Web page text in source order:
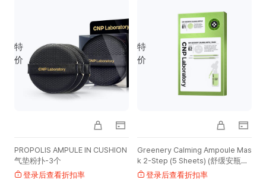
特
价
PROPOLIS AMPULE IN CUSHION
气垫粉扑-3个
登录后查看折扣率
特
价
Greenery Calming Ampoule Mas
k 2-Step (5 Sheets) (舒缓安瓶面
膜)登录后查看折扣率